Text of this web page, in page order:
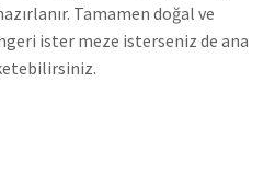
Tamamen doğal ve
ister meze isterseniz de ana